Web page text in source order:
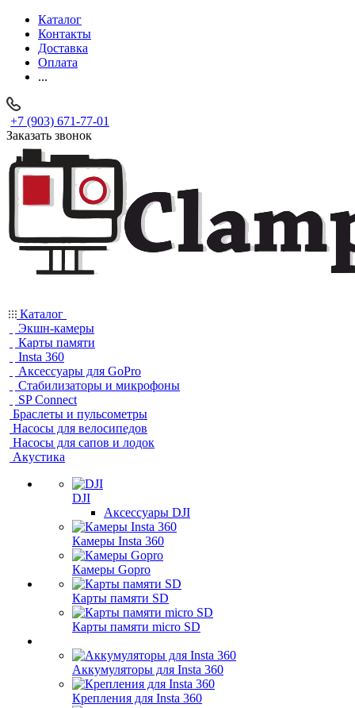
Каталог
Контакты
Доставка
Оплата
...
+7 (903) 671-77-01
Заказать звонок
Каталог
Экшн-камеры
Карты памяти
Insta 360
Аксессуары для GoPro
Стабилизаторы и микрофоны
SP Connect
Браслеты и пульсометры
Насосы для велосипедов
Насосы для сапов и лодок
Акустика
DJI
Аксессуары DJI
Камеры Insta 360
Камеры Gopro
Карты памяти SD
Карты памяти micro SD
Аккумуляторы для Insta 360
Крепления для Insta 360